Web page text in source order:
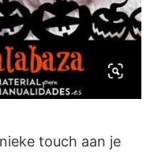
touch aan je